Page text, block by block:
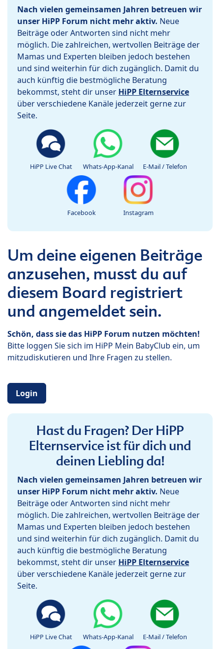
Nach vielen gemeinsamen Jahren betreuen wir
unser HiPP Forum nicht mehr aktiv. Neue
Beiträge oder Antworten sind nicht mehr
möglich. Die zahlreichen, wertvollen Beiträge der
Mamas und Experten bleiben jedoch bestehen
und sind weiterhin für dich zugänglich. Damit du
auch künftig die bestmögliche Beratung
bekommst, steht dir unser HiPP Elternservice
über verschiedene Kanäle jederzeit gerne zur
Seite.
HiPP Live Chat Whats-App-Kanal E-Mail / Telefon
Facebook Instagram
Um deine eigenen Beiträge
anzusehen, musst du auf
diesem Board registriert
und angemeldet sein.
Schön, dass sie das HiPP Forum nutzen möchten!
Bitte loggen Sie sich im HiPP Mein BabyClub ein, um
mitzudiskutieren und Ihre Fragen zu stellen.
Login
Hast du Fragen? Der HiPP
Elternservice ist für dich und
deinen Liebling da!
Nach vielen gemeinsamen Jahren betreuen wir
unser HiPP Forum nicht mehr aktiv. Neue
Beiträge oder Antworten sind nicht mehr
möglich. Die zahlreichen, wertvollen Beiträge der
Mamas und Experten bleiben jedoch bestehen
und sind weiterhin für dich zugänglich. Damit du
auch künftig die bestmögliche Beratung
bekommst, steht dir unser HiPP Elternservice
über verschiedene Kanäle jederzeit gerne zur
Seite.
HiPP Live Chat Whats-App-Kanal E-Mail / Telefon